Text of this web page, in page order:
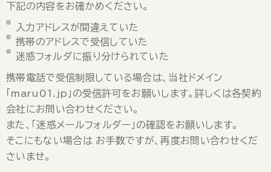
下記の内容をお確かめください。
入力アドレスが間違えていた
携帯のアドレスで受信していた
迷惑フォルダに振り分けられていた
携帯電話で受信制限している場合は、当社ドメイン
「maru01.jp」の受信許可をお願いします。詳しくは各契約
会社にお問い合わせください。
また、「迷惑メールフォルダー」の確認をお願いします。
そこにもない場合は お手数ですが、再度お問い合わせくだ
さいませ。